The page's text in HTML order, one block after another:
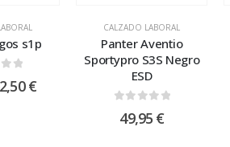
s1p
€
CALZADO LABORAL
Panter Aventio
Sportypro S3S Negro
ESD
49,95 €